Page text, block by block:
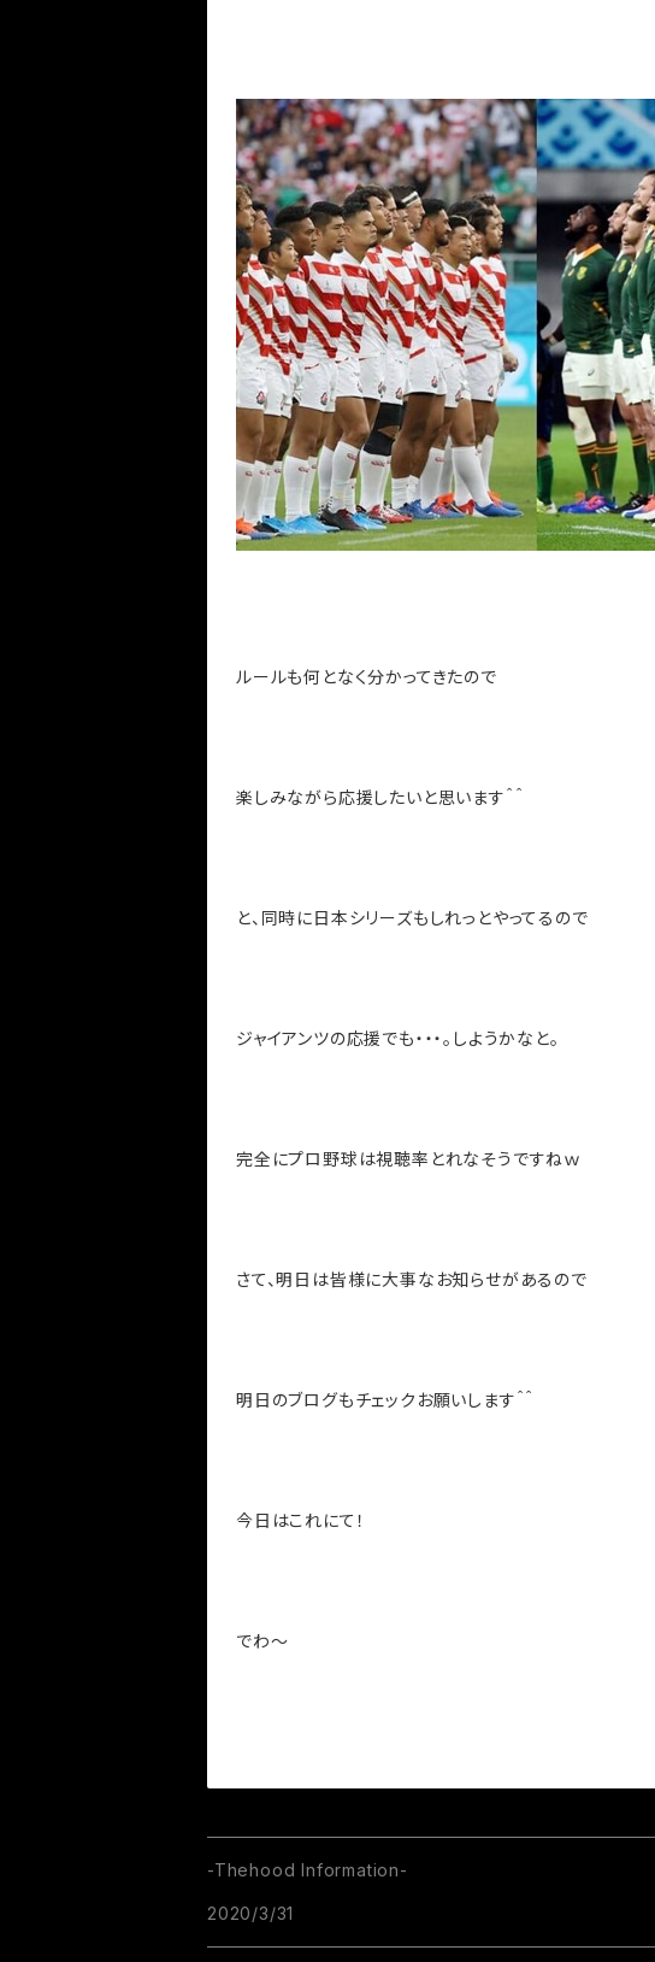
ルールも何となく分かってきたので
楽しみながら応援したいと思います＾＾
と、同時に日本シリーズもしれっとやってるので
ジャイアンツの応援でも・・・。しようかなと。
完全にプロ野球は視聴率とれなそうですねｗ
さて、明日は皆様に大事なお知らせがあるので
明日のブログもチェックお願いします＾＾
今日はこれにて！
でわ～
-Thehood Information-
2020/3/31